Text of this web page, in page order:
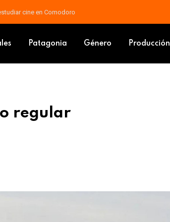
piden que las mejoras vayan al salario básico
Patagonia Género Producción
regular